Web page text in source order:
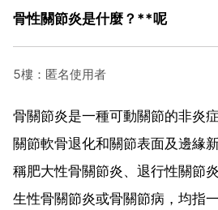
骨性關節炎是什麼？**呢
5樓：匿名使用者
骨關節炎是一種可動關節的非炎
關節軟骨退化和關節表面及邊緣
稱肥大性骨關節炎、退行性關節
生性骨關節炎或骨關節病，均指